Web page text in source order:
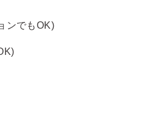
ンでもOK)